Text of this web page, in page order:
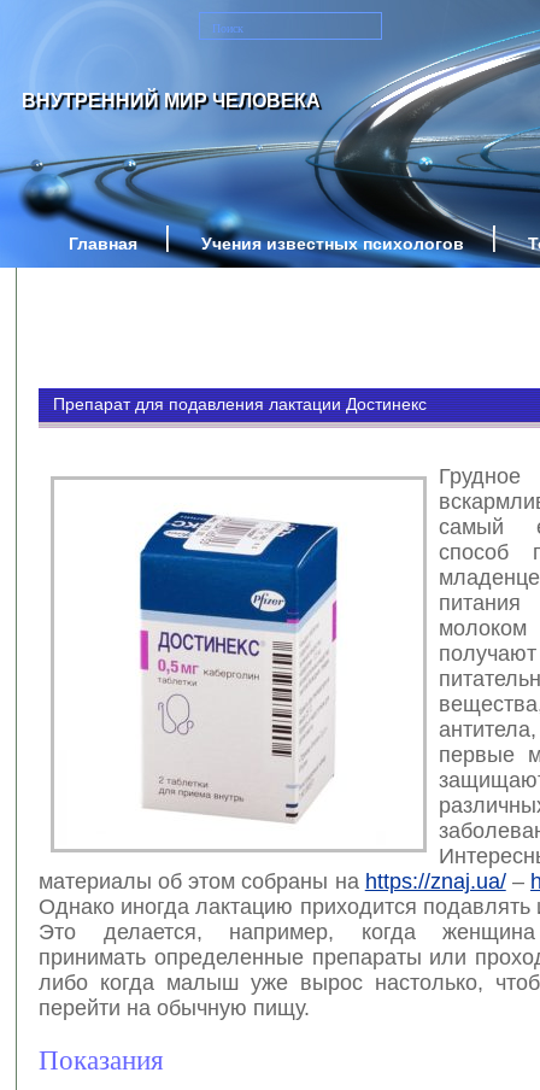
ВНУТРЕННИЙ МИР ЧЕЛОВЕКА
Главная Учения известных психологов
Препарат для подавления лактации Достинекс
Грудное
самый
способ
первые
материалы об этом собраны на https://znaj.ua/–
Однако иногда лактацию приходится подавлять
Это делается, например, когда
принимать определенные препараты или
либо когда малыш уже вырос настолько,
перейти на обычную пищу.
Показания